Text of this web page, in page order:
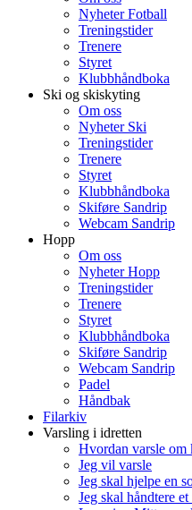
Nyheter Fotball
Treningstider
Trenere
Styret
Klubbhåndboka
Ski og skiskyting
Om oss
Nyheter Ski
Treningstider
Trenere
Styret
Klubbhåndboka
Skiføre Sandrip
Webcam Sandrip
Hopp
Om oss
Nyheter Hopp
Treningstider
Trenere
Styret
Klubbhåndboka
Skiføre Sandrip
Webcam Sandrip
Padel
Håndbak
Filarkiv
Varsling i idretten
Hvordan varsle
Jeg vil varsle
Jeg skal hjelpe en
Jeg skal håndtere et